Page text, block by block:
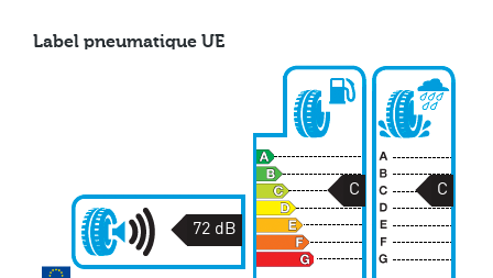
Label pneumatique UE
72 dB
C C